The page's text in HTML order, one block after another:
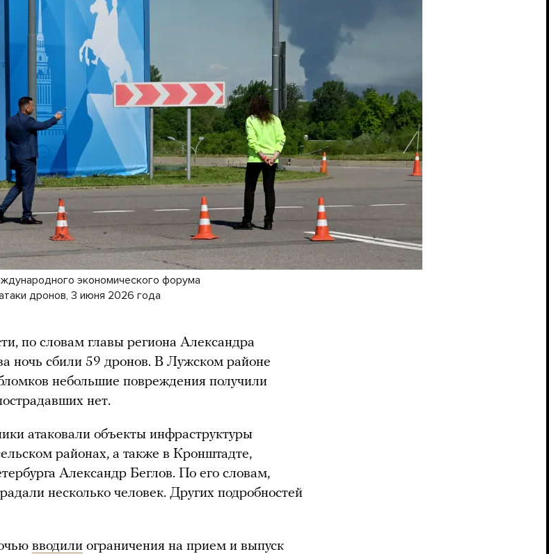
экономического форума
дронов, 3 июня 2026 года
по словам главы региона Александра
ночь сбили 59 дронов. В Лужском районе
небольшие повреждения получили
нет.
атаковали объекты инфраструктуры
районах, а также в Кронштадте,
Александр Беглов. По его словам,
несколько человек. Других подробностей
вводили ограничения на прием и выпуск